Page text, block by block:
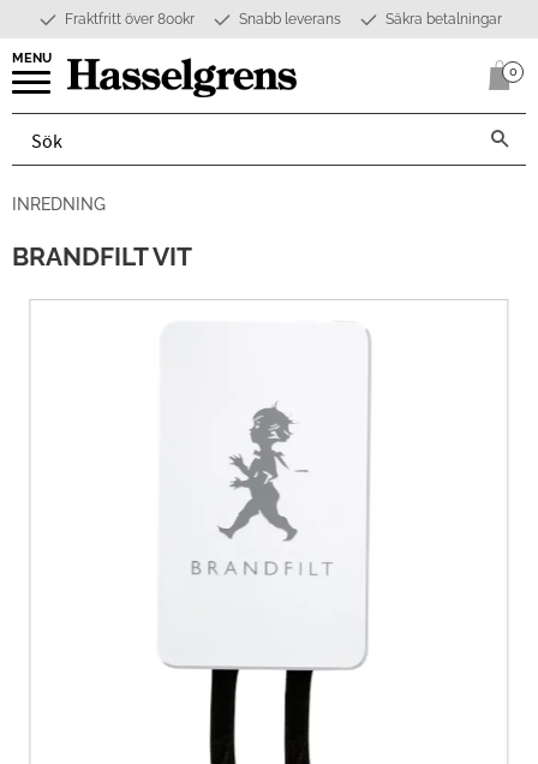
Meny
Fraktfritt över 800kr Snabb leverans Säkra betalningar
0
INREDNING
BRANDFILT VIT